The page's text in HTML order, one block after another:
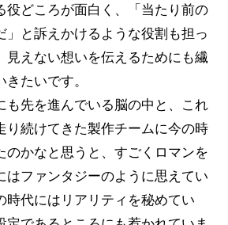
役どころが面白く、「当たり前の
」と訴えかけるような役割も担っ
見えない想いを伝えるためにも繊
たいです。
も先を進んでいる脳の中と、これ
り続けてきた製作チームに今の時
のかなと思うと、すごくロマンを
はファンタジーのように思えてい
時代にはリアリティを秘めてい